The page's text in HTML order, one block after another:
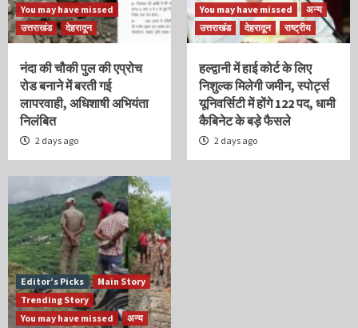
You may have missed
उत्तराखंड
देहरादून
नंदा की चौकी पुल की एप्रोच
रोड बनाने में बरती गई
लापरवाही, अधिशाषी अभियंता
निलंबित
2 days ago
You may have missed
अन्य
उत्तराखंड
देहरादून राष्ट्रीय
हल्द्वानी में हाई कोर्ट के लिए
निशुल्क मिलेगी जमीन, स्पोर्ट्स
यूनिवर्सिटी में होंगे 122 पद, धामी
कैबिनेट के बड़े फैसले
2 days ago
Editor’s Picks
Main Story
Trending Story
You may have missed
अन्य